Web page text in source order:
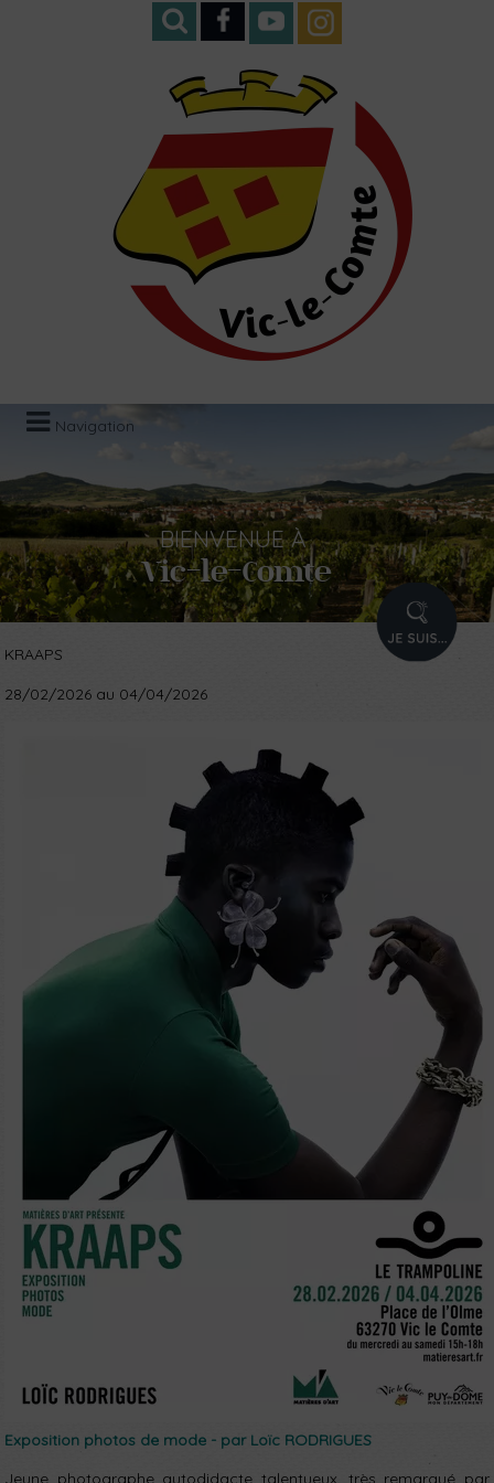
Navigation
BIENVENUEÀ
Vic-le-Comte
PROFIL
KRAAPS
28/02/2026 au 04/04/2026
Exposition photos de mode - par Loïc RODRIGUES
Jeune photographe autodidacte talentueux, très remarqué par